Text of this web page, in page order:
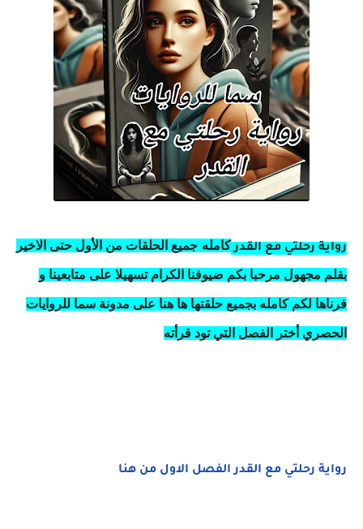
رواية رحلتي مع القدركاملهجميع الحلقات من الأول حتى الاخير
بقلم مجهول مرحبا بكم ضيوفنا الكرام تسهيلا على متابعينا و
فرناها لكم كامله بجميع حلقتها ها هنا على مدونة سما للروايات
الحصري أختر الفصل التي تود قرأته
رواية رحلتي مع القدر الفصل الاول من هنا